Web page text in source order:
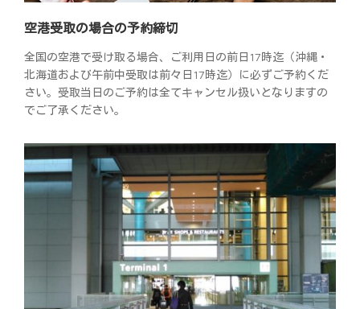
空港受取の場合の予約締切
全国の空港で受け取る場合、ご利用日の前日17時迄（沖縄・
北海道および午前中受取は前々日17時迄）に必ずご予約くだ
さい。受取当日のご予約は全てキャンセル扱いとなりますの
でご了承ください。